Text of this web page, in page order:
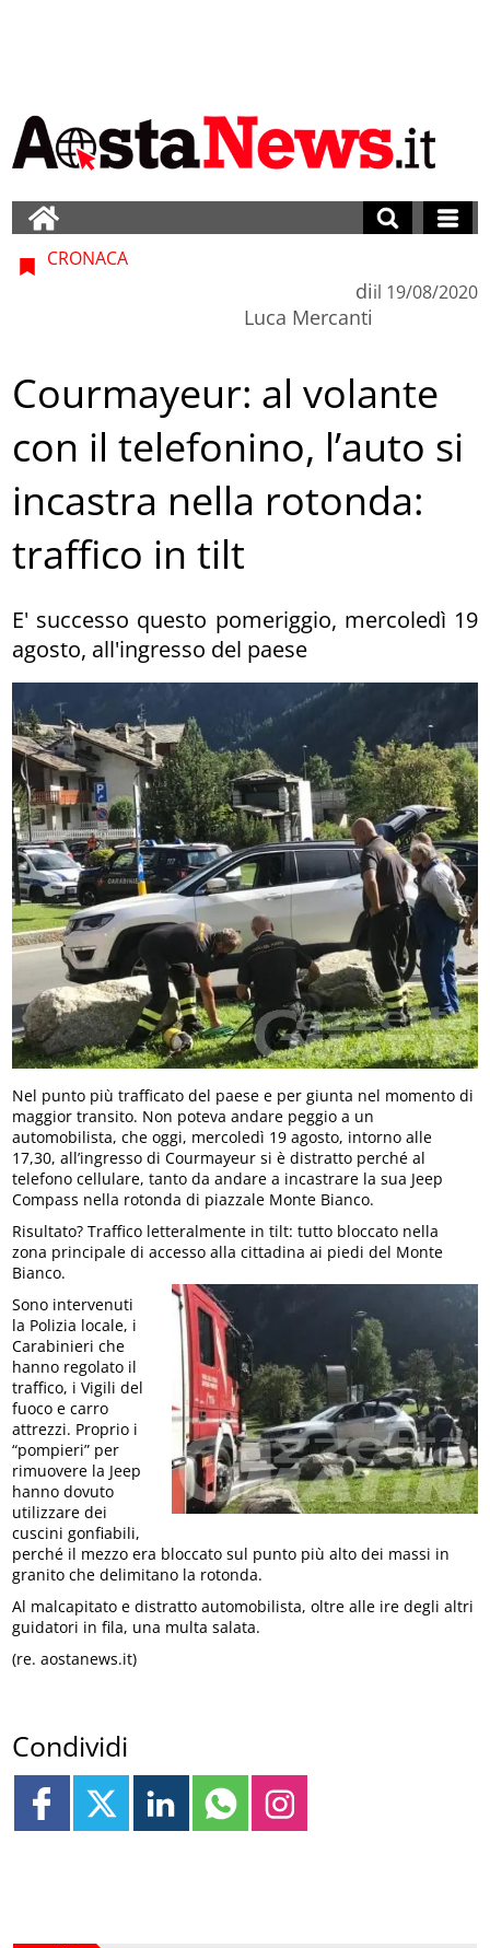
CRONACA
di
Luca Mercanti
il 19/08/2020
Courmayeur: al volante
con il telefonino, l’auto si
incastra nella rotonda:
traffico in tilt
E' successo questo pomeriggio, mercoledì 19
agosto, all'ingresso del paese
Nel punto più trafficato del paese e per giunta nel momento di
maggior transito. Non poteva andare peggio a un
automobilista, che oggi, mercoledì 19 agosto, intorno alle
17,30, all’ingresso di Courmayeur si è distratto perché al
telefono cellulare, tanto da andare a incastrare la sua Jeep
Compass nella rotonda di piazzale Monte Bianco.
Risultato? Traffico letteralmente in tilt: tutto bloccato nella
zona principale di accesso alla cittadina ai piedi del Monte
Bianco.
Sono intervenuti
la Polizia locale, i
Carabinieri che
hanno regolato il
traffico, i Vigili del
fuoco e carro
attrezzi. Proprio i
“pompieri” per
rimuovere la Jeep
hanno dovuto
utilizzare dei
cuscini gonfiabili,
perché il mezzo era bloccato sul punto più alto dei massi in
granito che delimitano la rotonda.
Al malcapitato e distratto automobilista, oltre alle ire degli altri
guidatori in fila, una multa salata.
(re. aostanews.it)
Condividi